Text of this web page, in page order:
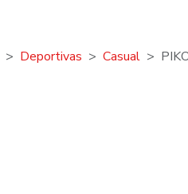
Deportivas Casual